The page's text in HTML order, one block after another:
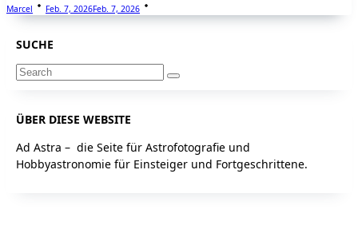
Marcel Feb. 7, 2026Feb. 7, 2026
SUCHE
Search
ÜBER DIESE WEBSITE
Ad Astra – die Seite für Astrofotografie und
Hobbyastronomie für Einsteiger und Fortgeschrittene.